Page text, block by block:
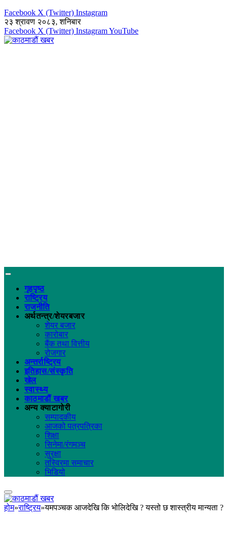
Facebook X (Twitter) Instagram
२३ श्रावण २०८३, शनिबार
Facebook X (Twitter) InstagramYouTube
गृहपृष्ठ
राष्ट्रिय
राजनीति
अर्थतन्त्र/शेयरबजार
शेयर बजार
कारोबार
बैंक तथा वित्तीय
रोजगार
अन्तर्राष्ट्रिय
इतिहास/संस्कृति
खेल
स्वास्थ्य
काठमाडौं खबर
अन्य क्याटागोरी
सम्पादकीय
आजको पत्रपत्रिका
शिक्षा
सिनेमा/रंगमञ्च
सुरक्षा
तस्विरमा समाचार
भिडियो
होम»राष्ट्रिय»यमपञ्चक आजदेखि कि भोलिदेखि ? यस्तो छ शास्त्रीय मान्यता ?